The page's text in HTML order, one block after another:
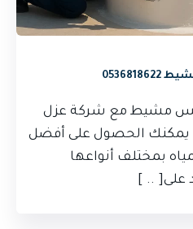
مشيط مع شركة عزل
الحصول على أفضل
بمختلف أنواعها
على[ .. ]